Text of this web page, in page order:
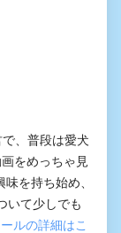
、普段は愛犬
をめっちゃ見
を持ち始め、
いて少しでも
ルの詳細はこ